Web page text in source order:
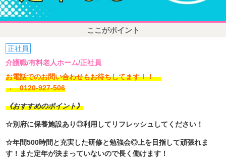
ここがポイント
正社員
介護職/有料老人ホーム/正社員
お電話でのお問い合わせもお待ちしてます！！
→ 0120-927-506
《おすすめのポイント》
☆別府に保養施設あり◎利用してリフレッシュしてください！
☆年間500時間と充実した研修と勉強会◎上を目指して頑張れま
す！また定年が決まっていないので長く働けます！